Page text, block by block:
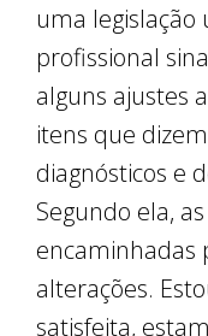
uma legislação
profissional
alguns ajustes
itens que
diagnósticos e
Segundo ela,
encaminhadas
alterações.
satisfeita,